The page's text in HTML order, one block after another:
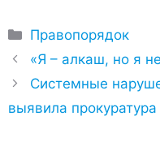
Рубрики
Правопорядок
«Я – алкаш, но я
Системные
выявила